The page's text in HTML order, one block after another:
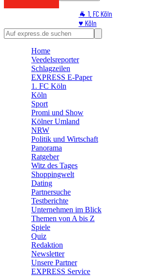
🐐 1. FC Köln
♥️ Köln
⭐ Promi
🛒 Shoppingwelt
Home
Veedelsreporter
Schlagzeilen
EXPRESS E-Paper
1. FC Köln
Köln
Sport
Promi und Show
Kölner Umland
NRW
Politik und Wirtschaft
Panorama
Ratgeber
Witz des Tages
Shoppingwelt
Dating
Partnersuche
Testberichte
Unternehmen im Blick
Themen von A bis Z
Spiele
Quiz
Redaktion
Newsletter
Unsere Partner
EXPRESS Service